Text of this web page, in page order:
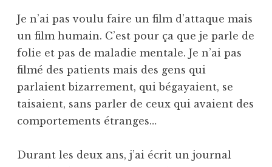
Je n’ai pas voulu faire un film d’attaque mais
un film humain. C’est pour ça que je parle de
folie et pas de maladie mentale. Je n’ai pas
filmé des patients mais des gens qui
parlaient bizarrement, qui bégayaient, se
taisaient, sans parler de ceux qui avaient des
comportements étranges…
Durant les deux ans, j’ai écrit un journal